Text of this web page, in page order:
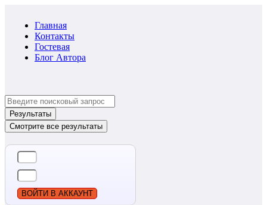
Главная
Контакты
Гостевая
Блог Автора
Search
...Результаты
Смотрите все результаты
ВОЙТИ В АККАУНТ